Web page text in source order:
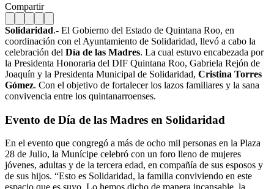
Compartir
Solidaridad.- El Gobierno del Estado de Quintana Roo, en
coordinación con el Ayuntamiento de Solidaridad, llevó a cabo la
celebración del Día de las Madres. La cual estuvo encabezada por
la Presidenta Honoraria del DIF Quintana Roo, Gabriela Rejón de
Joaquín y la Presidenta Municipal de Solidaridad, Cristina Torres
Gómez. Con el objetivo de fortalecer los lazos familiares y la sana
convivencia entre los quintanarroenses.
Evento de Día de las Madres en Solidaridad
En el evento que congregó a más de ocho mil personas en la Plaza
28 de Julio, la Munícipe celebró con un foro lleno de mujeres
jóvenes, adultas y de la tercera edad, en compañía de sus esposos y
de sus hijos. “Esto es Solidaridad, la familia conviviendo en este